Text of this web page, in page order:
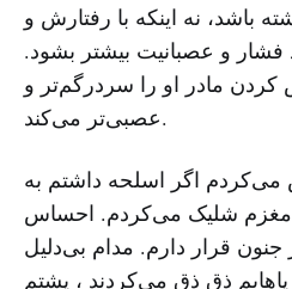
باشد، نه اینکه با رفتارش و
و عصبانیت بیشتر بشود.
مادر او را سردرگم‌تر و
عصبی‌تر می‌کند.
اگر اسلحه داشتم به
مغزم شلیک می‌کردم. احساس
قرار دارم. مدام بی‌دلیل
ذق ذق می‌کردند ، پشتم